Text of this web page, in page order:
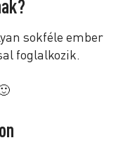
sokféle ember
foglalkozik.